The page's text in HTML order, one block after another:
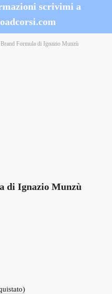
scrivimi a
Formula di Ignazio Munzù
di Ignazio Munzù